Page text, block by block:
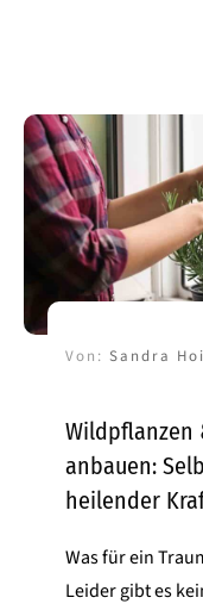
Von:Sandra
Wildpflanzen
anbauen:
heilender
Was für ein
Leider gibt es